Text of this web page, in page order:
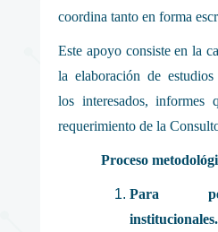
coordina tanto en forma
Este apoyo consiste en la
la elaboración de
los interesados, informes
requerimiento de la
Proceso
Para
institucionales.